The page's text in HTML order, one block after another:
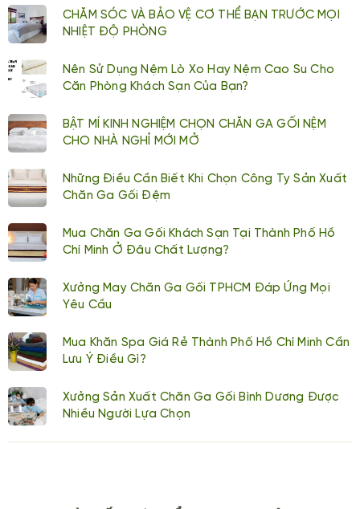
CHĂM SÓC VÀ BẢO VỆ CƠ THỂ BẠN TRƯỚC MỌI
NHIỆT ĐỘ PHÒNG
Nên Sử Dụng Nệm Lò Xo Hay Nệm Cao Su Cho
Căn Phòng Khách Sạn Của Bạn?
BẬT MÍ KINH NGHIỆM CHỌN CHĂN GA GỐI NỆM
CHO NHÀ NGHỈ MỚI MỞ
Những Điều Cần Biết Khi Chọn Công Ty Sản Xuất
Chăn Ga Gối Đệm
Mua Chăn Ga Gối Khách Sạn Tại Thành Phố Hồ
Chí Minh Ở Đâu Chất Lượng?
Xưởng May Chăn Ga Gối TPHCM Đáp Ứng Mọi
Yêu Cầu
Mua Khăn Spa Giá Rẻ Thành Phố Hồ Chí Minh Cần
Lưu Ý Điều Gì?
Xưởng Sản Xuất Chăn Ga Gối Bình Dương Được
Nhiều Người Lựa Chọn